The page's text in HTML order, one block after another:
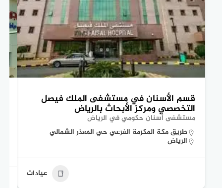
قسم الأسنان في مستشفى الملك فيصل
التخصصي ومركز الأبحاث بالرياض
مستشفى أسنان حكومي في الرياض
طريق مكة المكرمة الفرعي حي المعذر الشمالي
الرياض
عيادات